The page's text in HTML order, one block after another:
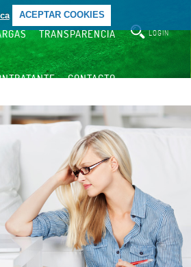
ACEPTAR COOKIES
TRANSPARENCIA
CONTACTO
LOGIN